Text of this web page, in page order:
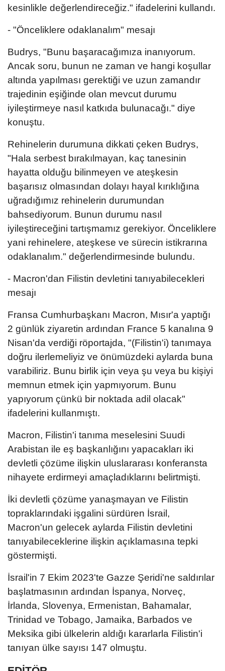
kesinlikle değerlendireceğiz." ifadelerini kullandı.
- "Önceliklere odaklanalım" mesajı
Budrys, "Bunu başaracağımıza inanıyorum.
Ancak soru, bunun ne zaman ve hangi koşullar
altında yapılması gerektiği ve uzun zamandır
trajedinin eşiğinde olan mevcut durumu
iyileştirmeye nasıl katkıda bulunacağı." diye
konuştu.
Rehinelerin durumuna dikkati çeken Budrys,
"Hala serbest bırakılmayan, kaç tanesinin
hayatta olduğu bilinmeyen ve ateşkesin
başarısız olmasından dolayı hayal kırıklığına
uğradığımız rehinelerin durumundan
bahsediyorum. Bunun durumu nasıl
iyileştireceğini tartışmamız gerekiyor. Önceliklere
yani rehinelere, ateşkese ve sürecin istikrarına
odaklanalım." değerlendirmesinde bulundu.
- Macron'dan Filistin devletini tanıyabilecekleri
mesajı
Fransa Cumhurbaşkanı Macron, Mısır'a yaptığı
2 günlük ziyaretin ardından France 5 kanalına 9
Nisan'da verdiği röportajda, "(Filistin'i) tanımaya
doğru ilerlemeliyiz ve önümüzdeki aylarda buna
varabiliriz. Bunu birlik için veya şu veya bu kişiyi
memnun etmek için yapmıyorum. Bunu
yapıyorum çünkü bir noktada adil olacak"
ifadelerini kullanmıştı.
Macron, Filistin'i tanıma meselesini Suudi
Arabistan ile eş başkanlığını yapacakları iki
devletli çözüme ilişkin uluslararası konferansta
nihayete erdirmeyi amaçladıklarını belirtmişti.
İki devletli çözüme yanaşmayan ve Filistin
topraklarındaki işgalini sürdüren İsrail,
Macron'un gelecek aylarda Filistin devletini
tanıyabileceklerine ilişkin açıklamasına tepki
göstermişti.
İsrail'in 7 Ekim 2023'te Gazze Şeridi'ne saldırılar
başlatmasının ardından İspanya, Norveç,
İrlanda, Slovenya, Ermenistan, Bahamalar,
Trinidad ve Tobago, Jamaika, Barbados ve
Meksika gibi ülkelerin aldığı kararlarla Filistin'i
tanıyan ülke sayısı 147 olmuştu.